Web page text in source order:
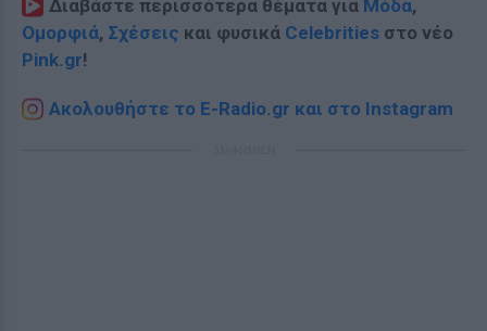
Διαβάστε περισσότερα θέματα για Μόδα,
Ομορφιά, Σχέσεις και φυσικά Celebrities στο νέο
Pink.gr!
Ακολουθήστε το E-Radio.gr και στο Instagram